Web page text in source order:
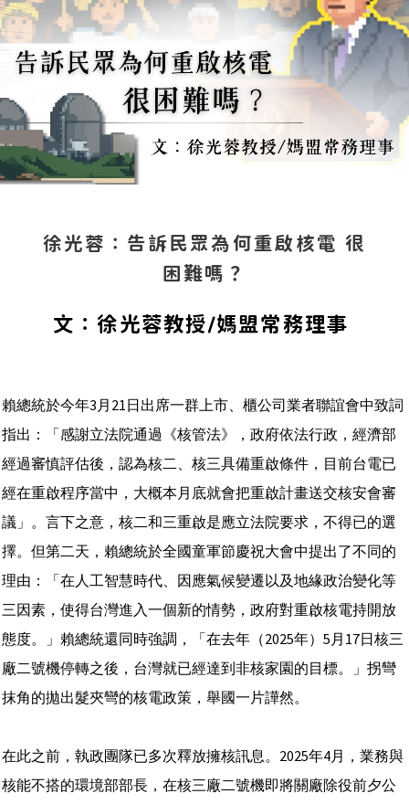
徐光蓉：告訴民眾為何重啟核電 很
困難嗎？
文：徐光蓉教授/媽盟常務理事
賴總統於今年3月21日出席一群上市、櫃公司業者聯誼會中致詞
指出：「感謝立法院通過《核管法》，政府依法行政，經濟部
經過審慎評估後，認為核二、核三具備重啟條件，目前台電已
經在重啟程序當中，大概本月底就會把重啟計畫送交核安會審
議」。言下之意，核二和三重啟是應立法院要求，不得已的選
擇。但第二天，賴總統於全國童軍節慶祝大會中提出了不同的
理由：「在人工智慧時代、因應氣候變遷以及地緣政治變化等
三因素，使得台灣進入一個新的情勢，政府對重啟核電持開放
態度。」賴總統還同時強調，「在去年（2025年）5月17日核三
廠二號機停轉之後，台灣就已經達到非核家園的目標。」拐彎
抹角的拋出髮夾彎的核電政策，舉國一片譁然。
在此之前，執政團隊已多次釋放擁核訊息。2025年4月，業務與
核能不搭的環境部部長，在核三廠二號機即將關廠除役前夕公